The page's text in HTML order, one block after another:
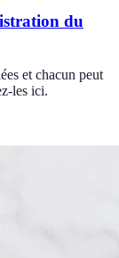
du
et chacun peut
les ici.